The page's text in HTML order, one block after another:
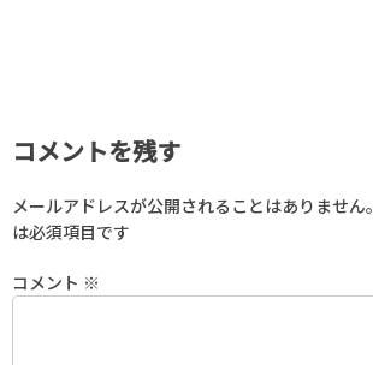
コメントを残す
メールアドレスが公開されることはありません。
は必須項目です
コメント ※